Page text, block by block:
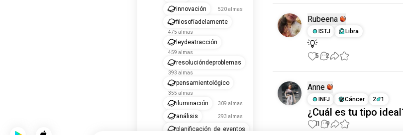
innovación 520 almas
filosofíadelamente
475 almas
leydeatracción
459 almas
resolucióndeproblemas
393 almas
pensamientológico
355 almas
iluminación 309 almas
análisis 293 almas
planificación_de_eventos
Rubeena
ISTJ
Libra
💡
5 2
Anne
INFJ
Cáncer 2 1
¿Cuál es tu tipo
11 9